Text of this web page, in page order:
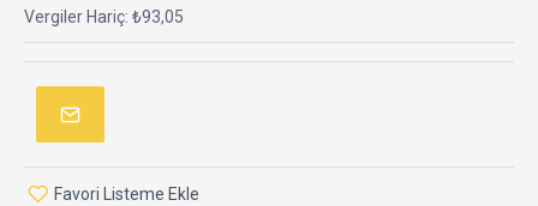
Vergiler Hariç: ₺93,05
Favori Listeme Ekle